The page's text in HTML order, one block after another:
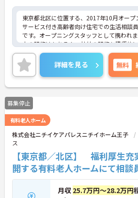
東京都北区に位置する、2017年10月オープ
サービス付き高齢者向け住宅での生活相談
です。オープニングスタッフとして携われ
内の研修はもちろん、社外の研修も積極的
している企業ですので、安心して、お持ち
活かしてご就業頂けます。
ご興味のある方はお気軽にお問い合わせ下さ
せ。
詳細を見る 無料
募集停止
有料老人ホーム
株式会社ニチイケアパレスニチイホーム王子
ス
【東京都／北区】 福利厚生
開する有料老人ホームにて相談
月収 25.7万円～28.2万円